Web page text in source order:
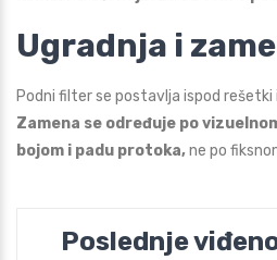
Ugradnja i
Podni filter se postavlja ispod rešetki
Zamena se određuje po
bojom i padu protoka,ne po
Poslednje